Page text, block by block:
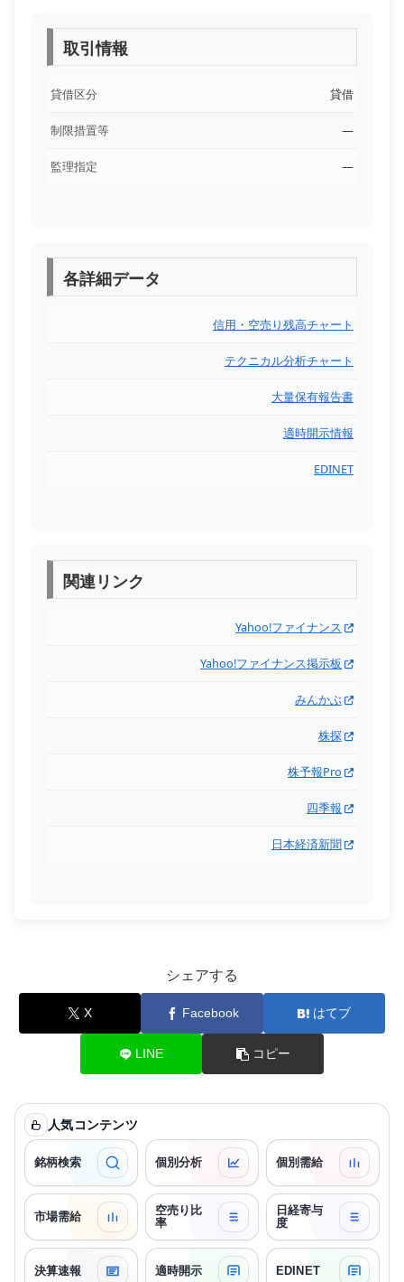
取引情報
貸借区分 貸借
制限措置等 ―
監理指定 ―
各詳細データ
信用・空売り残高チャート
テクニカル分析チャート
大量保有報告書
適時開示情報
EDINET
関連リンク
Yahoo!ファイナンス
Yahoo!ファイナンス掲示板
みんかぶ
株探
株予報Pro
四季報
日本経済新聞
シェアする
X Facebook はてブ
LINE コピー
人気コンテンツ
銘柄検索 個別分析 個別需給
市場需給
空売り比
率
日経寄与
度
決算速報 適時開示 EDINET